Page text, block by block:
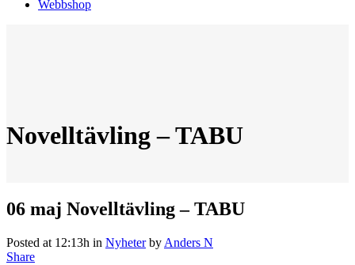
Webbshop
Novelltävling – TABU
06 maj Novelltävling – TABU
Posted at 12:13h in Nyheter by Anders N
Share